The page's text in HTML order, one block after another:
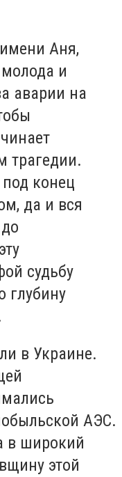
Аня,
и
аварии на
трагедии.
конец
да и вся
судьбу
глубину
в Украине.
АЭС.
в широкий
этой